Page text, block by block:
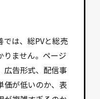
では、総PVと総売
りません。ページ
広告形式、配信事
価が低いのか、表